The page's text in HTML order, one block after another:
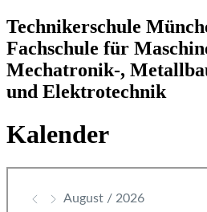
Technikerschule
Fachschule für
Mechatronik-,
und Elektrotechnik
Kalender